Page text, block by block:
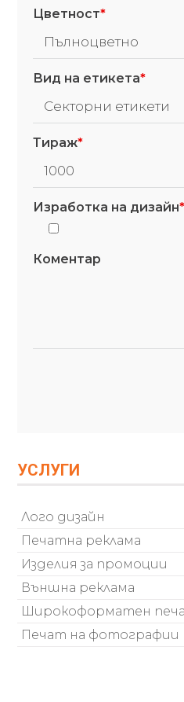
Цветност*
Вид на етикета*
Тираж*
Изработка на дизайн*
Коментар
УСЛУГИ
Лого дизайн
Печатна реклама
Изделия за промоции
Външна реклама
Широкоформатен
Печат на фотографии